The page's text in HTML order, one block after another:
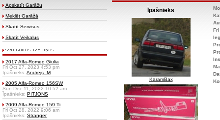
Apskatīt Garāžu
Meklēt Garāžā
Skatīt Servisus
Skatīt Veikalus
2017 Alfa-Romeo Giulia
Fri Oct 27, 2023 4:53 pm
Īpašnieks: Andrejs_M
2005 Alfa-Romeo 156SW
Sun Dec 11, 2022 10:52 am
Īpašnieks: PITJONS
2009 Alfa-Romeo 159 Ti
Fri Oct 28, 2022 9:06 am
Īpašnieks: Stranger
Īpašnieks
KaramBax